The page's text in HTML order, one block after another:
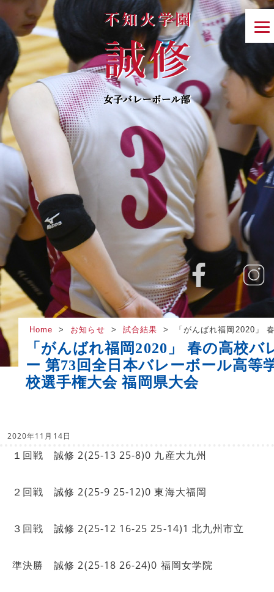
Home お知らせ 試合結果 「がんばれ福岡2020」
「がんばれ福岡2020」 春の高校バ
ー 第73回全日本バレーボール高等
校選手権大会 福岡県大会
2020年11月14日
１回戦 誠修 2(25-13 25-8)0 九産大九州
２回戦 誠修 2(25-9 25-12)0 東海大福岡
３回戦 誠修 2(25-12 16-25 25-14)1 北九州市立
準決勝 誠修 2(25-18 26-24)0 福岡女学院